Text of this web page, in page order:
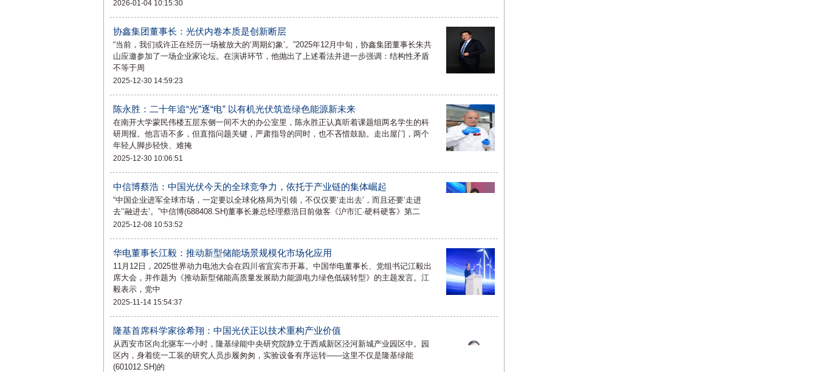
2026-01-04 10:15:30
协鑫集团董事长：光伏内卷本质是创新断层
“当前，我们或许正在经历一场被放大的‘周期幻象’。”2025年12月中旬，协鑫集团董事长朱共
山应邀参加了一场企业家论坛。在演讲环节，他抛出了上述看法并进一步强调：结构性矛盾
不等于周
2025-12-30 14:59:23
陈永胜：二十年追“光”逐“电” 以有机光伏筑造绿色能源新未来
在南开大学蒙民伟楼五层东侧一间不大的办公室里，陈永胜正认真听着课题组两名学生的科
研周报。他言语不多，但直指问题关键，严肃指导的同时，也不吝惜鼓励。走出屋门，两个
年轻人脚步轻快、难掩
2025-12-30 10:06:51
中信博蔡浩：中国光伏今天的全球竞争力，依托于产业链的集体崛起
“中国企业进军全球市场，一定要以全球化格局为引领，不仅仅要‘走出去’，而且还要‘走进
去’‘融进去’。”中信博(688408.SH)董事长兼总经理蔡浩日前做客《沪市汇·硬科硬客》第二
2025-12-08 10:53:52
华电董事长江毅：推动新型储能场景规模化市场化应用
11月12日，2025世界动力电池大会在四川省宜宾市开幕。中国华电董事长、党组书记江毅出
席大会，并作题为《推动新型储能高质量发展助力能源电力绿色低碳转型》的主题发言。江
毅表示，党中
2025-11-14 15:54:37
隆基首席科学家徐希翔：中国光伏正以技术重构产业价值
从西安市区向北驱车一小时，隆基绿能中央研究院静立于西咸新区泾河新城产业园区中。园
区内，身着统一工装的研究人员步履匆匆，实验设备有序运转——这里不仅是隆基绿能
(601012.SH)的